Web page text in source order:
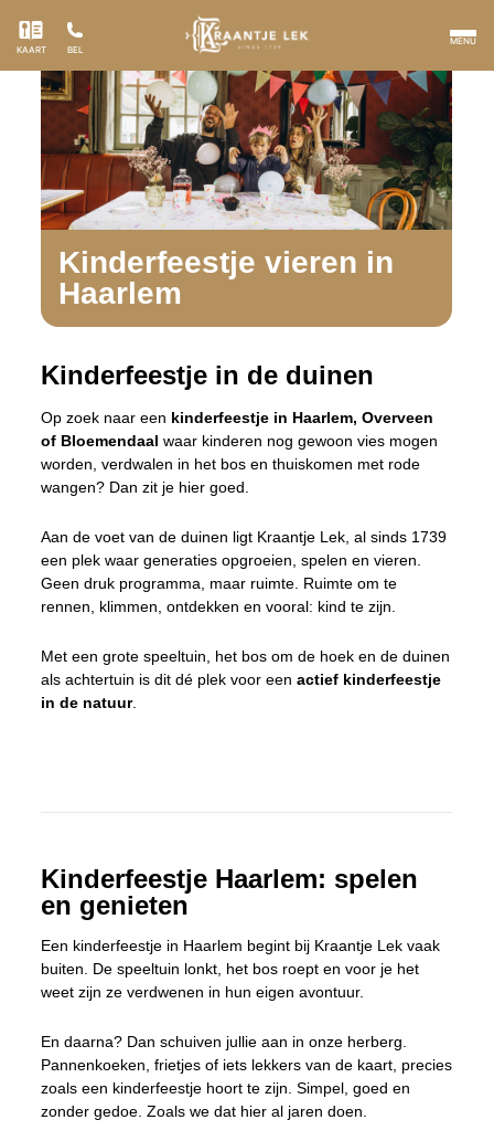
KAART BEL
MENU
Kinderfeestje vieren in
Haarlem
Kinderfeestje in de duinen
Op zoek naar een kinderfeestje in Haarlem, Overveen
of Bloemendaal waar kinderen nog gewoon vies mogen
worden, verdwalen in het bos en thuiskomen met rode
wangen? Dan zit je hier goed.
Aan de voet van de duinen ligt Kraantje Lek, al sinds 1739
een plek waar generaties opgroeien, spelen en vieren.
Geen druk programma, maar ruimte. Ruimte om te
rennen, klimmen, ontdekken en vooral: kind te zijn.
Met een grote speeltuin, het bos om de hoek en de duinen
als achtertuin is dit dé plek voor eenactief kinderfeestje
in de natuur.
Kinderfeestje Haarlem: spelen
en genieten
Een kinderfeestje in Haarlem begint bij Kraantje Lek vaak
buiten. De speeltuin lonkt, het bos roept en voor je het
weet zijn ze verdwenen in hun eigen avontuur.
En daarna? Dan schuiven jullie aan in onze herberg.
Pannenkoeken, frietjes of iets lekkers van de kaart, precies
zoals een kinderfeestje hoort te zijn. Simpel, goed en
zonder gedoe. Zoals we dat hier al jaren doen.